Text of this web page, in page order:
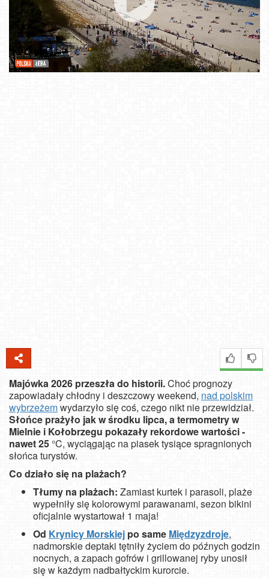
Majówka 2026 przeszła do historii.Choć prognozy
zapowiadały chłodny i deszczowy weekend, nad polskim
wybrzeżemwydarzyło się coś, czego nikt nie przewidział.
Słońce prażyło jak w środku lipca, a termometry w
Mielnie i Kołobrzegu pokazały rekordowe wartości -
nawet 25 °C, wyciągając na piasek tysiące spragnionych
słońca turystów.
Co działo się na plażach?
Tłumy na plażach: Zamiast kurtek i parasoli, plaże
wypełniły się kolorowymi parawanami, sezon bikini
oficjalnie wystartował 1 maja!
Od Krynicy Morskiej po same Międzyzdroje,
nadmorskie deptaki tętniły życiem do późnych godzin
nocnych, a zapach gofrów i grillowanej ryby unosił
się w każdym nadbałtyckim kurorcie.